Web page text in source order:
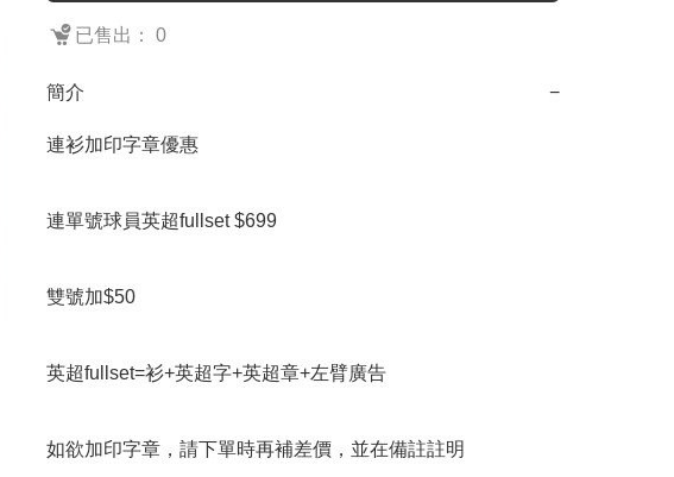
已售出： 0
簡介 −
連衫加印字章優惠
連單號球員英超fullset $699
雙號加$50
英超fullset=衫+英超字+英超章+左臂廣告
如欲加印字章，請下單時再補差價，並在備註註明